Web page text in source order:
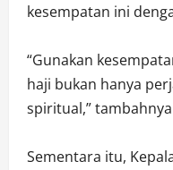
kesempatan ini
“Gunakan
haji bukan hanya
spiritual,”
Sementara itu,